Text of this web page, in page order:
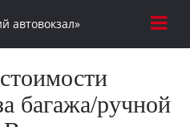
автовокзал»
багажа/ручной